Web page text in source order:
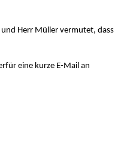
Herr Müller vermutet, dass
eine kurze E-Mail an